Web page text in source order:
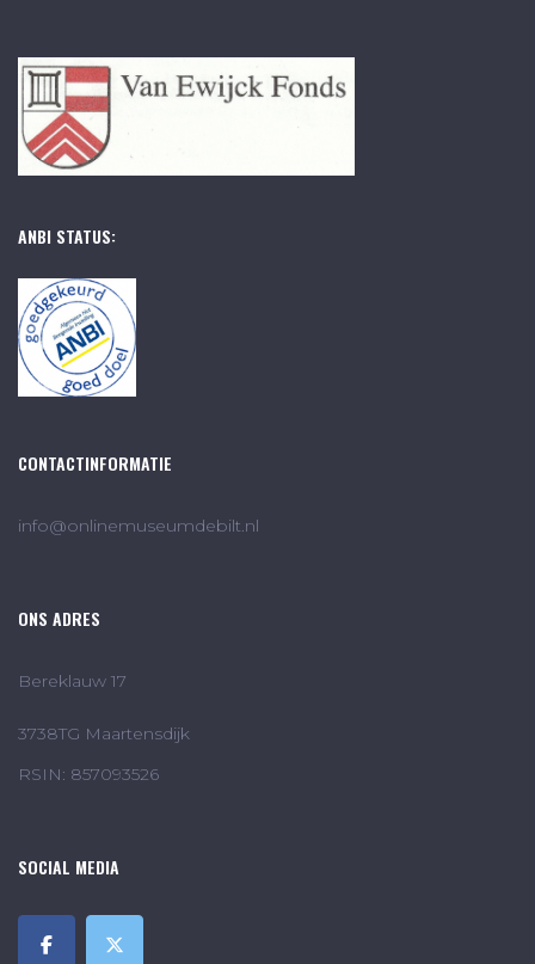
ANBI STATUS:
CONTACTINFORMATIE
info@onlinemuseumdebilt.nl
ONS ADRES
Bereklauw 17
3738TG Maartensdijk
RSIN: 857093526
SOCIAL MEDIA